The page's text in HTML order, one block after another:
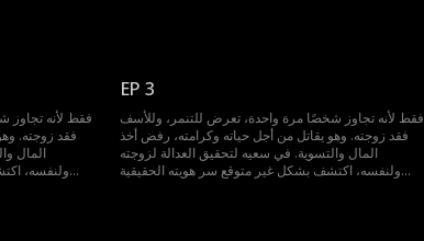
فقط لأنه تجاوز
فقد زوجته.
المال
ولنفسه،
EP 3
فقط لأنه تجاوز شخصًا مرة واحدة، تعرض للتنمر، وللأسف
فقد زوجته. وهو يقاتل من أجل حياته وكرامته، رفض أخذ
المال والتسوية. في سعيه لتحقيق العدالة لزوجته
ولنفسه، اكتشف بشكل غير متوقع سر هويته الحقيقية